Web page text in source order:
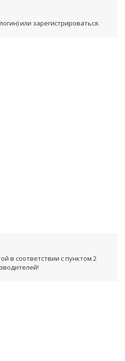
или зарегистрироваться.
в соответствии с пунктом 2